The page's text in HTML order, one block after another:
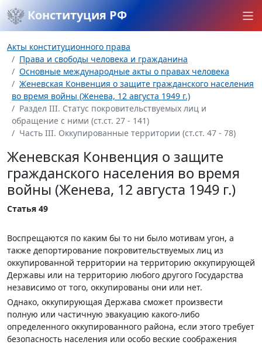
Конституция РФ
Акты конституционного права
Права и свободы человека и гражданина
Основные международные акты о правах человека
Женевская Конвенция о защите гражданского населения
во время войны (Женева, 12 августа 1949 г.)
Раздел III. Статус покровительствуемых лиц и
обращение с ними (ст.ст. 27 - 141)
Часть III. Оккупированные территории (ст.ст. 47 - 78)
Женевская Конвенция о защите
гражданского населения во время
войны (Женева, 12 августа 1949 г.)
Статья 49
Воспрещаются по каким бы то ни было мотивам угон, а
также депортирование покровительствуемых лиц из
оккупированной территории на территорию оккупирующей
Державы или на территорию любого другого Государства
независимо от того, оккупированы они или нет.
Однако, оккупирующая Держава сможет произвести
полную или частичную эвакуацию какого-либо
определенного оккупированного района, если этого требует
безопасность населения или особо веские соображения